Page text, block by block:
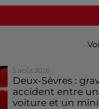
5 août 2026
Deux-Sèvres :
accident entre
voiture et un